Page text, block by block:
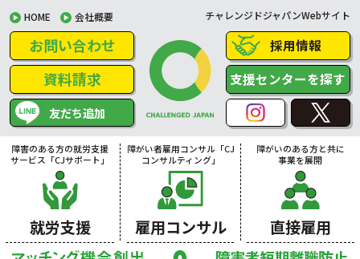
HOME 会社概要 チャレンジドジャパンWebサイト
お問い合わせ
資料請求
友だち追加
採用情報
支援センターを探す
障害のある方の就労支援
サービス「CJサポート」
就労支援
障がい者雇用コンサル「CJ
コンサルティング」
雇用コンサル
障がいのある方と共に
事業を展開
直接雇用